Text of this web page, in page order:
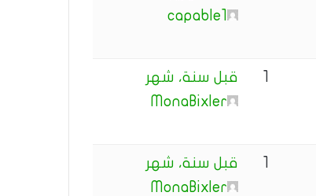
capable1
قبل سنة، شهر
MonaBixler
قبل سنة، شهر
MonaBixler